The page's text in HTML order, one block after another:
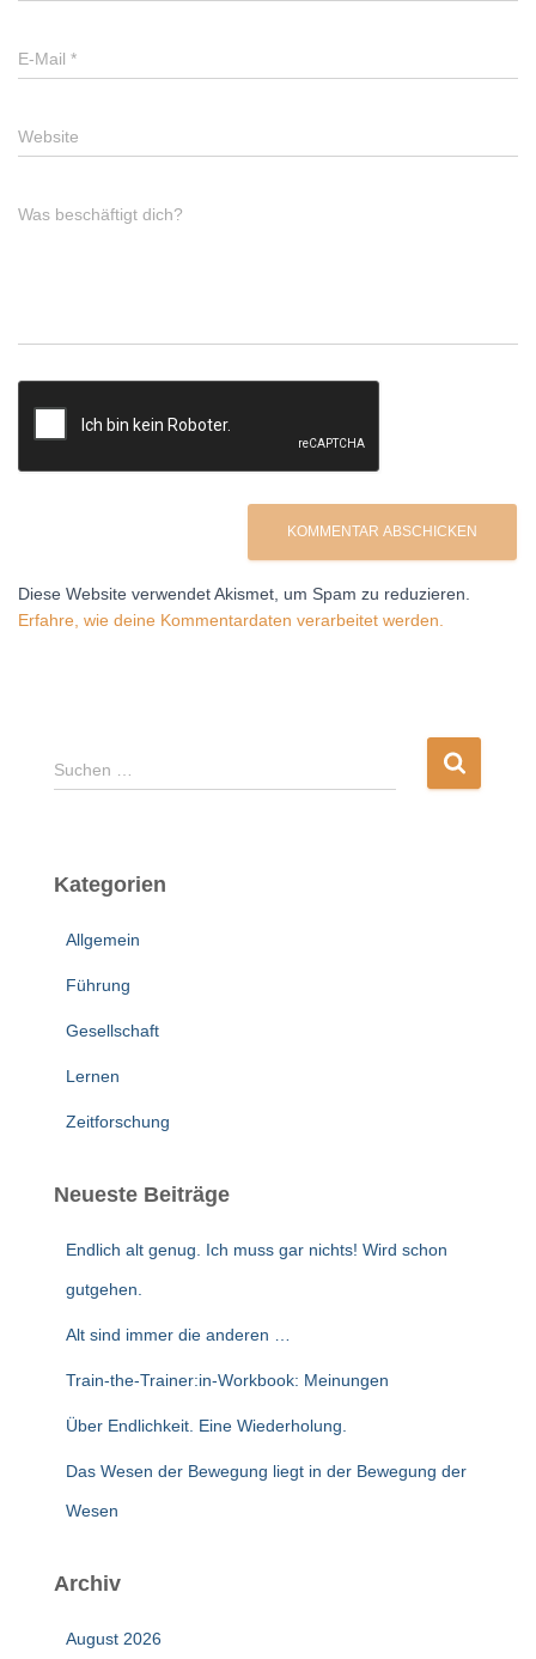
E-Mail *
Website
Was beschäftigt dich?
Diese Website verwendet Akismet, um Spam zu reduzieren.
Erfahre, wie deine Kommentardaten verarbeitet werden.
S
u
n
Suchen …
Kategorien
Allgemein
Führung
Gesellschaft
Lernen
Zeitforschung
Neueste Beiträge
Endlich alt genug. Ich muss gar nichts! Wird schon
gutgehen.
Alt sind immer die anderen …
Train-the-Trainer:in-Workbook: Meinungen
Über Endlichkeit. Eine Wiederholung.
Das Wesen der Bewegung liegt in der Bewegung der
Wesen
Archiv
August 2026